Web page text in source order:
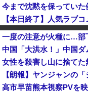
【消費税減税】農家、ガ